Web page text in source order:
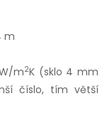
m
m2K (sklo 4 mm
číslo, tím větší